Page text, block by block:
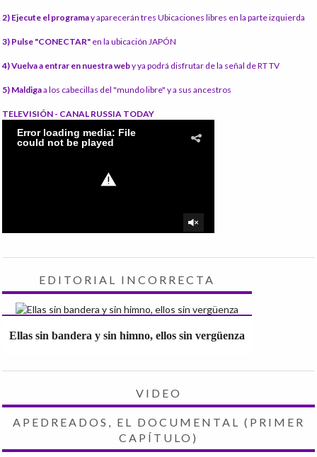
2) Ejecute el programay aparecerán tres Ubicaciones libres en la parte izquierda
3) Pulse "CONECTAR" en la ubicación JAPÓN
4) Vuelva a entrar en nuestra weby ya podrá disfrutar de la señal de RT TV
5) Maldigaa los cabecillas del "mundo libre" y a sus ancestros
TELEVISIÓN - CANAL RUSSIA TODAY
EDITORIAL INCORRECTA
Ellas sin bandera y sin himno, ellos sin vergüenza
VIDEO
APEDREADOS, EL DOCUMENTAL (PRIMER
CAPÍTULO)